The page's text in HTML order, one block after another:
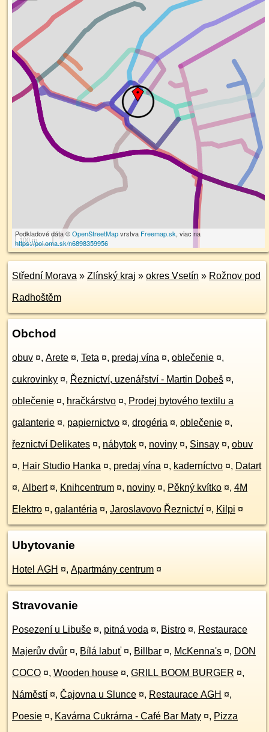
100 m
Podkladové dáta ©OpenStreetMapvrstva Freemap.sk, viac na
https://poi.oma.sk/n6898359956
Střední Morava » Zlínský kraj » okres Vsetín » Rožnov pod
Radhoštěm
Obchod
obuv ¤, Arete ¤, Teta ¤, predaj vína ¤, oblečenie ¤,
cukrovinky ¤, Řeznictví, uzenářství - Martin Dobeš ¤,
oblečenie ¤, hračkárstvo ¤, Prodej bytového textilu a
galanterie ¤, papiernictvo ¤, drogéria ¤, oblečenie ¤,
řeznictví Delikates ¤, nábytok ¤, noviny ¤, Sinsay ¤, obuv
¤, Hair Studio Hanka ¤, predaj vína ¤, kaderníctvo ¤, Datart
¤, Albert ¤, Knihcentrum ¤, noviny ¤, Pěkný kvítko ¤, 4M
Elektro ¤, galantéria ¤, Jaroslavovo Řeznictví ¤, Kilpi ¤
Ubytovanie
Hotel AGH ¤, Apartmány centrum ¤
Stravovanie
Posezení u Libuše ¤, pitná voda ¤, Bistro ¤, Restaurace
Majerův dvůr ¤, Bílá labuť ¤, Billbar ¤, McKenna's ¤, DON
COCO ¤, Wooden house ¤, GRILL BOOM BURGER ¤,
Náměstí ¤, Čajovna u Slunce ¤, Restaurace AGH ¤,
Poesie ¤, Kavárna Cukrárna - Café Bar Maty ¤, Pizza